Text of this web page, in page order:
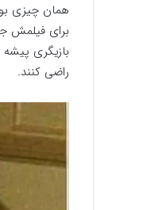
همان چیزی
برای فیلمش
بازیگری
راضی کنند.